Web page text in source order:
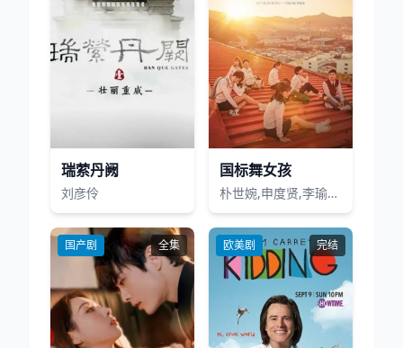
瑞萦丹阙
刘彦伶
国标舞女孩
朴世婉,申度贤,李瑜美,张东润
国产剧 全集 欧美剧 完结